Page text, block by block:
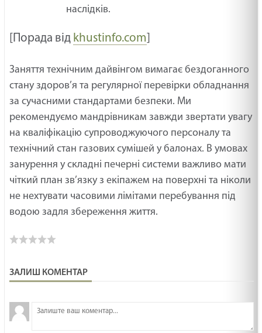
наслідків.
[Порада від khustinfo.com]
Заняття технічним дайвінгом вимагає бездоганного
стану здоров’я та регулярної перевірки обладнання
за сучасними стандартами безпеки. Ми
рекомендуємо мандрівникам завжди звертати увагу
на кваліфікацію супроводжуючого персоналу та
технічний стан газових сумішей у балонах. В умовах
занурення у складні печерні системи важливо мати
чіткий план зв’язку з екіпажем на поверхні та ніколи
не нехтувати часовими лімітами перебування під
водою задля збереження життя.
ЗАЛИШ КОМЕНТАР